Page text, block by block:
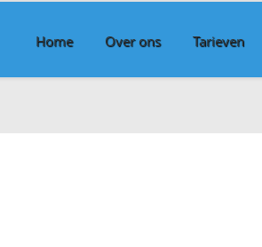
Home Over ons Tarieven